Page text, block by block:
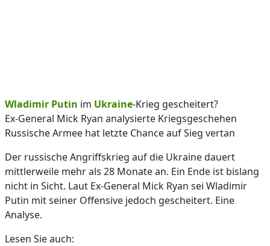
Wladimir Putin im Ukraine-Krieg gescheitert?
Ex-General Mick Ryan analysierte Kriegsgeschehen
Russische Armee hat letzte Chance auf Sieg vertan
Der russische Angriffskrieg auf die Ukraine dauert
mittlerweile mehr als 28 Monate an. Ein Ende ist bislang
nicht in Sicht. Laut Ex-General Mick Ryan sei Wladimir
Putin mit seiner Offensive jedoch gescheitert. Eine
Analyse.
Lesen Sie auch: